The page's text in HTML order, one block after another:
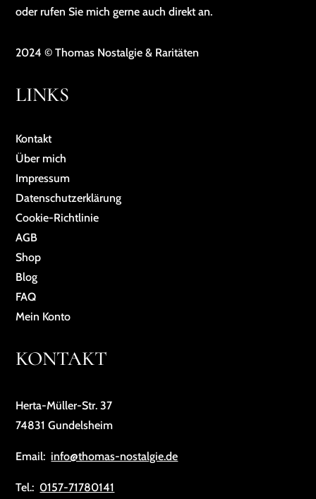
oder rufen Sie mich gerne auch direkt an.
2024 © Thomas Nostalgie & Raritäten
LINKS
Kontakt
Über mich
Impressum
Da­ten­schutz­er­klä­rung
Cookie-Richtlinie
AGB
Shop
Blog
FAQ
Mein Konto
KONTAKT
Herta-Müller-Str. 37
74831 Gundelsheim
Email: info@thomas-nostalgie.de
Tel.: 0157-71780141